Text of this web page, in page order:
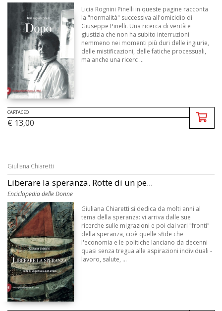
Licia Rognini Pinelli in queste pagine racconta
la "normalità" successiva all'omicidio di
Giuseppe Pinelli. Una ricerca di verità e
giustizia che non ha subito interruzioni
nemmeno nei momenti più duri delle ingiurie,
delle mistificazioni, delle fatiche processuali,
ma anche una ricerc ...
CARTACEO
€ 13,00
Giuliana Chiaretti
Liberare la speranza. Rotte di un pe...
Enciclopedia delle Donne
Giuliana Chiaretti si dedica da molti anni al
tema della speranza: vi arriva dalle sue
ricerche sulle migrazioni e poi dai vari "fronti"
della speranza, cioè quelle sfide che
l'economia e le politiche lanciano da decenni
quasi senza tregua alle aspirazioni individuali -
lavoro, salute, ...